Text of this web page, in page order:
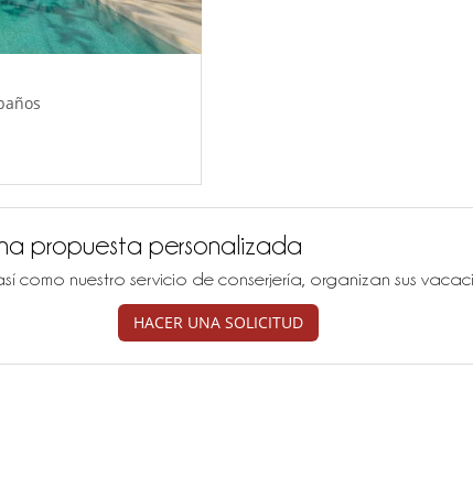
propuesta personalizada
como nuestro servicio de conserjería, organizan sus
HACER UNA SOLICITUD